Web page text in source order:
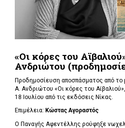
«Οι κόρες του
Ανδριώτου
Προδημοσίευση αποσπάσματος από το
Α. Ανδριώτου «Οι κόρες του
18 Ιουλίου από τις εκδόσεις Νίκας.
Επιμέλεια: Κώστας Αγοραστός
Ο Παναγής Αφεντέλλης ρούφηξε